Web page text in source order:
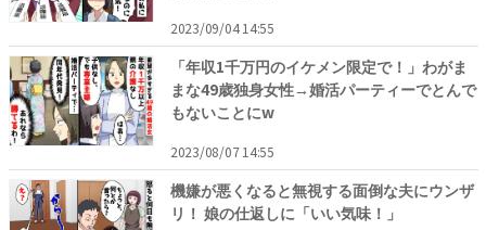
2023/09/04 14:55
「年収1千万円のイケメン限定で！」わがま
まな49歳独身女性→婚活パーティーでとんで
もないことにw
2023/08/07 14:55
機嫌が悪くなると無視する面倒な夫にウンザ
リ！ 娘の仕返しに「いい気味！」